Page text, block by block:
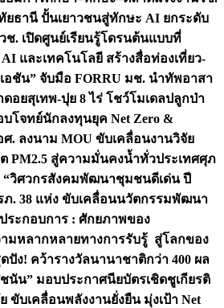
ยธานี ปั้นเยาวชนสู่ทักษะ AI ยกระดับ
วช. เปิดศูนย์เรียนรู้โดรนต้นแบบที่
และเทคโนโลยี สร้างสื่อท่องเที่ยว-
อชัน” จับมือ FORRU มช. นำทัพอาสา
อยสุเทพ-ปุย 8 ไร่ โชว์โมเดลปลูกป่า
โจทย์นักลงทุนยุค Net Zero &
. ลงนาม MOU ขับเคลื่อนงานวิจัย
PM2.5 สู่ความมั่นคงน้ำทั่วประเทศศุภ
“วิศวกรสังคมพัฒนาชุมชนดีเด่น ปี
ภ. 38 แห่ง ขับเคลื่อนนวัตกรรมพัฒนา
ประกอบการ : ศักยภาพของ
ามหลากหลายทางการรับรู้ สู่โลกของ
ปัง! คว้ารางวัลนานาชาติกว่า 400 ผล
ชนัน” มอบประกาศนียบัตรเชิดชูเกียรติ
บเคลื่อนพลังงานยั่งยืน มุ่งเป้า Net